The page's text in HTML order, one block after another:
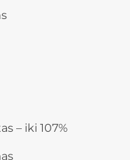
– iki 107%